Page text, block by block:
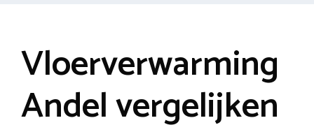
Vloerverwarming
Andel vergelijken